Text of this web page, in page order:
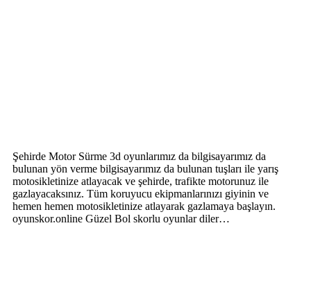
Şehirde Motor Sürme 3d oyunlarımız da bilgisayarımız da
bulunan yön verme bilgisayarımız da bulunan tuşları ile yarış
motosikletinize atlayacak ve şehirde, trafikte motorunuz ile
gazlayacaksınız. Tüm koruyucu ekipmanlarınızı giyinin ve
hemen hemen motosikletinize atlayarak gazlamaya başlayın.
oyunskor.online Güzel Bol skorlu oyunlar diler…